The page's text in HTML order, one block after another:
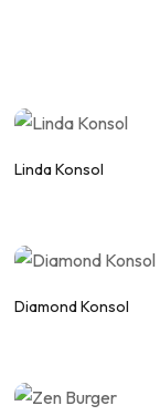
Linda Konsol
WhatsApp
Diamond Konsol
WhatsApp